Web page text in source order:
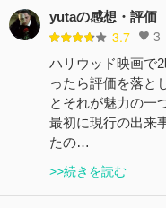
yutaの感想・評価
3.7 3
ハリウッド映画で
ったら評価を落と
とそれが魅力の一
最初に現行の出来
たの…
>>続きを読む